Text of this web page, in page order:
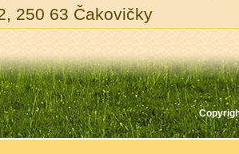
250 63 Čakovičky